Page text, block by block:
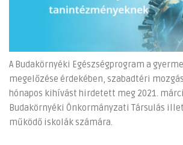
A Budakörnyéki Egészségprogram a
megelőzése érdekében, szabadtéri
hónapos kihívást hirdetett meg 2021.
Budakörnyéki Önkormányzati Társulás
működő iskolák számára.